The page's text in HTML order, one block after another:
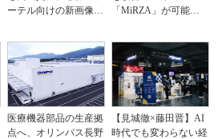
ーテル向けの新画像技
「MiRZA」が可能に
の...
医療機器部品の生産拠
点へ、オリンパス長野
【見城徹×藤田晋】AI
時代でも変わらない経